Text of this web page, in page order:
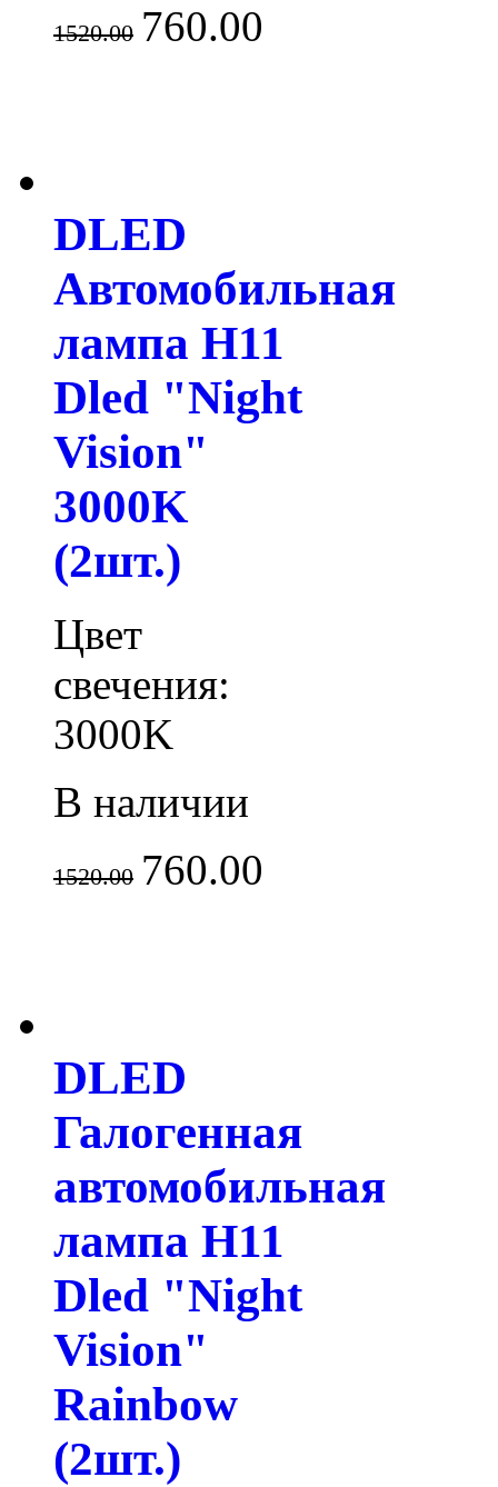
1520.00 760.00
DLED
Автомобильная
лампа H11
Dled "Night
Vision"
3000K
(2шт.)
Цвет
свечения:
3000K
В наличии
1520.00 760.00
DLED
Галогенная
автомобильная
лампа H11
Dled "Night
Vision"
Rainbow
(2шт.)